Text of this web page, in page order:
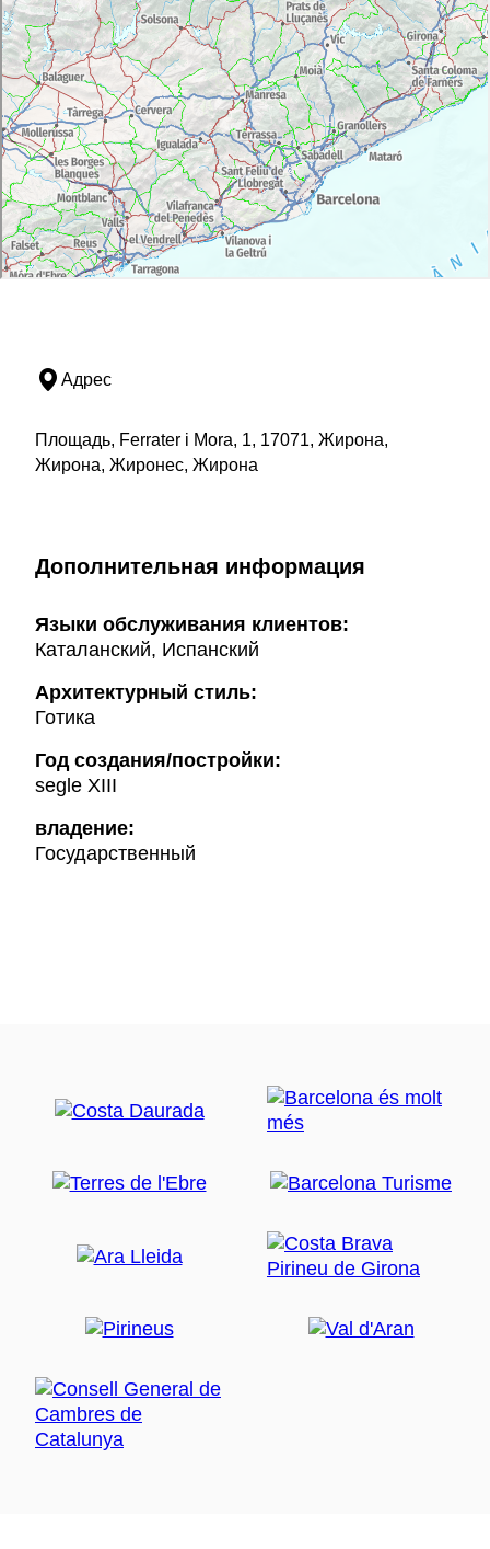
Адрес
Площадь, Ferrater i Mora, 1, 17071, Жирона,
Жирона, Жиронес, Жирона
Дополнительная информация
Языки обслуживания клиентов:
Каталанский, Испанский
Архитектурный стиль:
Готика
Год создания/постройки:
segle XIII
владение:
Государственный